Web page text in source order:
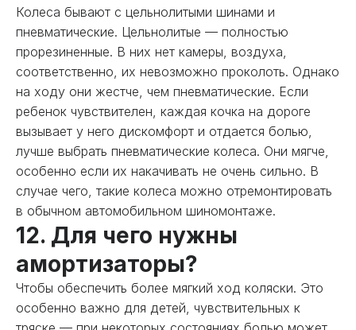
Колеса бывают с цельнолитыми шинами и
пневматические. Цельнолитые — полностью
прорезиненные. В них нет камеры, воздуха,
соответственно, их невозможно проколоть. Однако
на ходу они жестче, чем пневматические. Если
ребенок чувствителен, каждая кочка на дороге
вызывает у него дискомфорт и отдается болью,
лучше выбрать пневматические колеса. Они мягче,
особенно если их накачивать не очень сильно. В
случае чего, такие колеса можно отремонтировать
в обычном автомобильном шиномонтаже.
12. Для чего нужны
амортизаторы?
Чтобы обеспечить более мягкий ход коляски. Это
особенно важно для детей, чувствительных к